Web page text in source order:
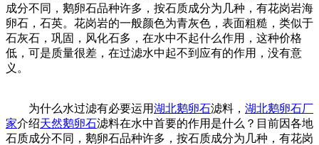
成分不同，鹅卵石品种许多，按石质成分为几种，有花岗岩海
卵石，石英。花岗岩的一般颜色为青灰色，表面粗糙，类似于
石灰石，巩固，风化石多，在水中不起什么作用，这种价格
低，可是质量很差，在过滤水中起不到应有的作用，没有意
义。
为什么水过滤有必要运用湖北鹅卵石滤料， 湖北鹅卵石厂
家介绍天然鹅卵石滤料在水中首要的作用是什么？目前因各地
石质成分不同，鹅卵石品种许多，按石质成分为几种，有花岗